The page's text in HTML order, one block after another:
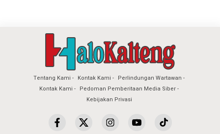
Tentang Kami Kontak Kami
Perlindungan Wartawan
Kontak Kami
Pedoman Pemberitaan Media Siber
Kebijakan Privasi